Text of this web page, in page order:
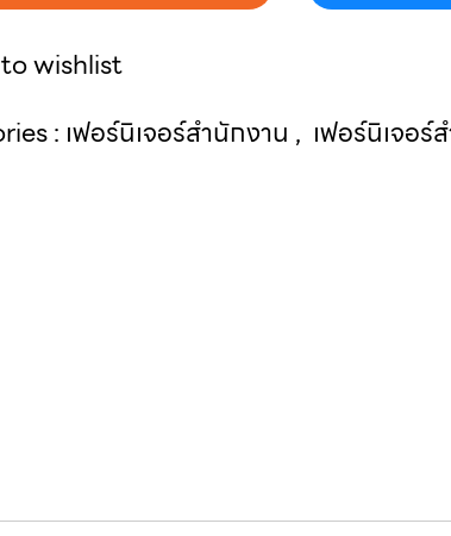
wishlist
: เฟอร์นิเจอร์สำนักงาน , เฟอร์นิเจอร์